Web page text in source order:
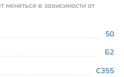
50
Б2
С355
меняться в зависимости от